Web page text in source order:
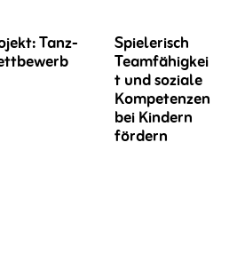
Tanz-
Spielerisch
Teamfähigkei
t und soziale
Kompetenzen
bei Kindern
fördern